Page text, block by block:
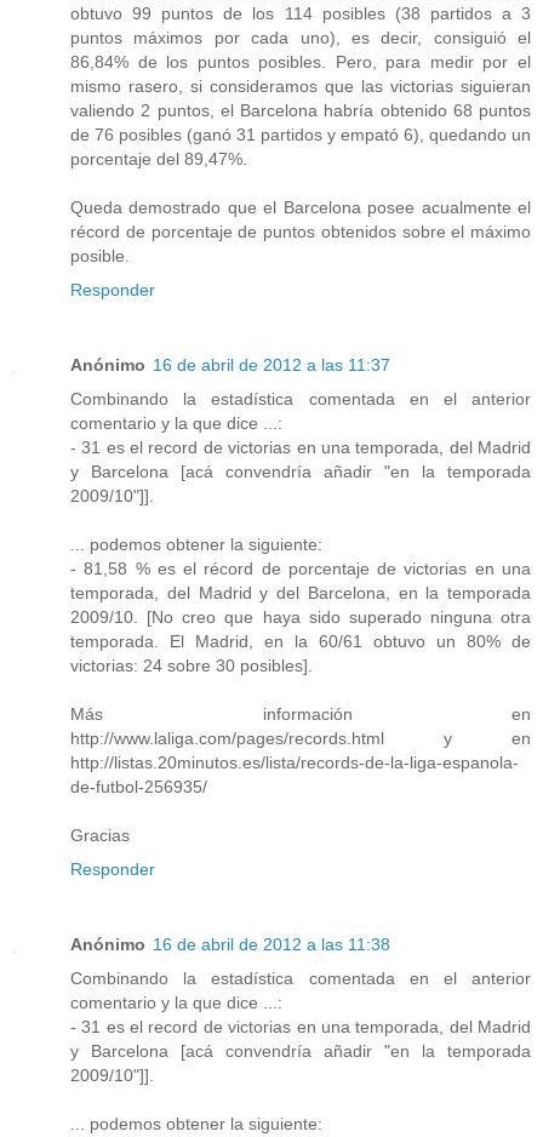
obtuvo 99 puntos de los 114 posibles (38 partidos a 3
puntos máximos por cada uno), es decir, consiguió el
86,84% de los puntos posibles. Pero, para medir por el
mismo rasero, si consideramos que las victorias siguieran
valiendo 2 puntos, el Barcelona habría obtenido 68 puntos
de 76 posibles (ganó 31 partidos y empató 6), quedando un
porcentaje del 89,47%.
Queda demostrado que el Barcelona posee acualmente el
récord de porcentaje de puntos obtenidos sobre el máximo
posible.
Responder
Anónimo 16 de abril de 2012 a las 11:37
Combinando la estadística comentada en el anterior
comentario y la que dice ...:
- 31 es el record de victorias en una temporada, del Madrid
y Barcelona [acá convendría añadir "en la temporada
2009/10"]].
... podemos obtener la siguiente:
- 81,58 % es el récord de porcentaje de victorias en una
temporada, del Madrid y del Barcelona, en la temporada
2009/10. [No creo que haya sido superado ninguna otra
temporada. El Madrid, en la 60/61 obtuvo un 80% de
victorias: 24 sobre 30 posibles].
Más información en
http://www.laliga.com/pages/records.html y en
http://listas.20minutos.es/lista/records-de-la-liga-espanola-
de-futbol-256935/
Gracias
Responder
Anónimo 16 de abril de 2012 a las 11:38
Combinando la estadística comentada en el anterior
comentario y la que dice ...:
- 31 es el record de victorias en una temporada, del Madrid
y Barcelona [acá convendría añadir "en la temporada
2009/10"]].
... podemos obtener la siguiente: